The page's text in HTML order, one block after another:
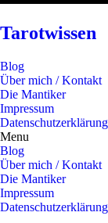
Tarotwissen
Blog
Über mich / Kontakt
Die Mantiker
Impressum
Datenschutzerklärung
Menu
Blog
Über mich / Kontakt
Die Mantiker
Impressum
Datenschutzerklärung